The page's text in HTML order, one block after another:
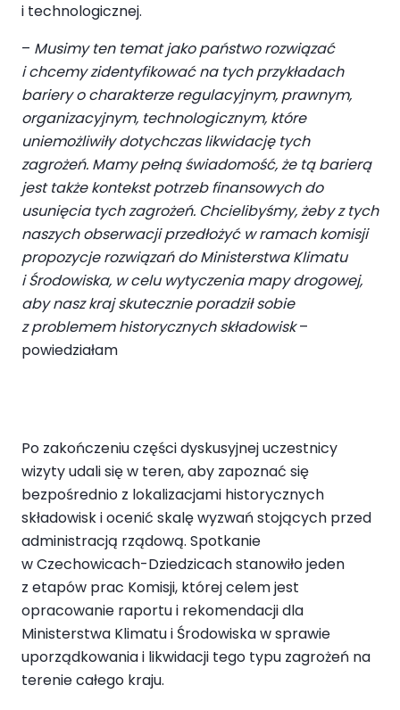
i technologicznej.
– Musimy ten temat jako państwo rozwiązać
i chcemy zidentyfikować na tych przykładach
bariery o charakterze regulacyjnym, prawnym,
organizacyjnym, technologicznym, które
uniemożliwiły dotychczas likwidację tych
zagrożeń. Mamy pełną świadomość, że tą barierą
jest także kontekst potrzeb finansowych do
usunięcia tych zagrożeń. Chcielibyśmy, żeby z tych
naszych obserwacji przedłożyć w ramach komisji
propozycje rozwiązań do Ministerstwa Klimatu
i Środowiska, w celu wytyczenia mapy drogowej,
aby nasz kraj skutecznie poradził sobie
z problemem historycznych składowisk–
powiedziałam
Po zakończeniu części dyskusyjnej uczestnicy
wizyty udali się w teren, aby zapoznać się
bezpośrednio z lokalizacjami historycznych
składowisk i ocenić skalę wyzwań stojących przed
administracją rządową. Spotkanie
w Czechowicach-Dziedzicach stanowiło jeden
z etapów prac Komisji, której celem jest
opracowanie raportu i rekomendacji dla
Ministerstwa Klimatu i Środowiska w sprawie
uporządkowania i likwidacji tego typu zagrożeń na
terenie całego kraju.